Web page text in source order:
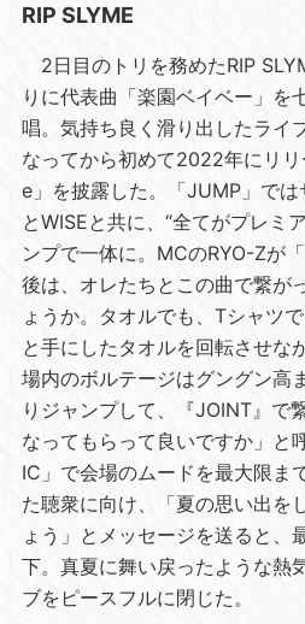
RIP SLYME
2日目のトリを務めたRIP
りに代表曲「楽園ベイベー」を
唱。気持ち良く滑り出したライ
なってから初めて2022年にリ
e」を披露した。「JUMP」で
とWISEと共に、“全てがプレミ
ンプで一体に。MCのRYO-Zが
後は、オレたちとこの曲で繋が
ょうか。タオルでも、Tシャツ
と手にしたタオルを回転させな
場内のボルテージはグングン高
りジャンプして、『JOINT』で
なってもらって良いですか」と
IC」で会場のムードを最大限ま
た聴衆に向け、「夏の思い出を
ょう」とメッセージを送ると、
下。真夏に舞い戻ったような熱
ブをピースフルに閉じた。